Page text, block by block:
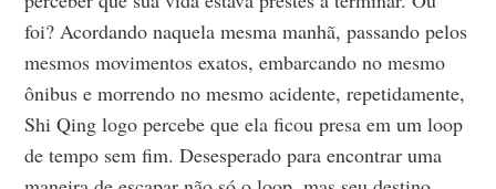
foi? Acordando naquela mesma manhã, passando pelos
mesmos movimentos exatos, embarcando no mesmo
ônibus e morrendo no mesmo acidente, repetidamente,
Shi Qing logo percebe que ela ficou presa em um loop
de tempo sem fim. Desesperado para encontrar uma